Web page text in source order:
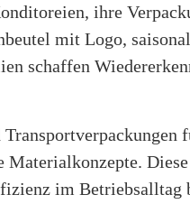
ihre
mit Logo,
schaffen
im Betriebsalltag